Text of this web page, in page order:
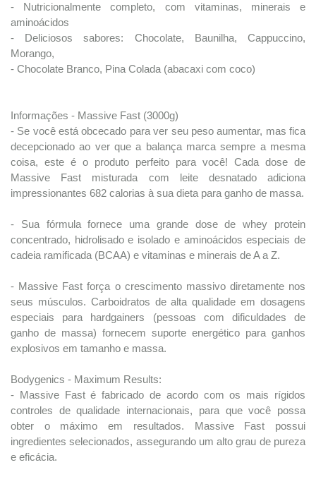
- Nutricionalmente completo, com vitaminas, minerais e
aminoácidos
- Deliciosos sabores: Chocolate, Baunilha, Cappuccino,
Morango,
- Chocolate Branco, Pina Colada (abacaxi com coco)
Informações - Massive Fast (3000g)
- Se você está obcecado para ver seu peso aumentar, mas fica
decepcionado ao ver que a balança marca sempre a mesma
coisa, este é o produto perfeito para você! Cada dose de
Massive Fast misturada com leite desnatado adiciona
impressionantes 682 calorias à sua dieta para ganho de massa.
- Sua fórmula fornece uma grande dose de whey protein
concentrado, hidrolisado e isolado e aminoácidos especiais de
cadeia ramificada (BCAA) e vitaminas e minerais de A a Z.
- Massive Fast força o crescimento massivo diretamente nos
seus músculos. Carboidratos de alta qualidade em dosagens
especiais para hardgainers (pessoas com dificuldades de
ganho de massa) fornecem suporte energético para ganhos
explosivos em tamanho e massa.
Bodygenics - Maximum Results:
- Massive Fast é fabricado de acordo com os mais rígidos
controles de qualidade internacionais, para que você possa
obter o máximo em resultados. Massive Fast possui
ingredientes selecionados, assegurando um alto grau de pureza
e eficácia.